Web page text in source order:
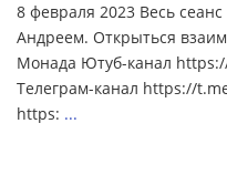
8 февраля 2023 Весь
Андреем. Открыться
Монада Ютуб-канал
Телеграм-канал https://
https: ...